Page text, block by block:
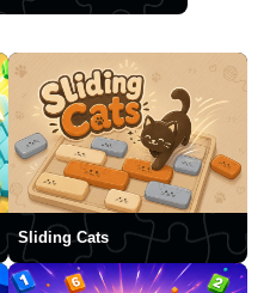
Sliding Cats